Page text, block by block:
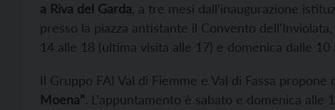
a Riva del Garda, a tre mesi dall’inaugurazione
presso la piazza antistante il Convento
14 alle 18 (ultima visita alle 17) e domenica dalle
Il Gruppo FAI Val di Fiemme e Val di Fassa
Moena”. L’appuntamento è sabato e domenica